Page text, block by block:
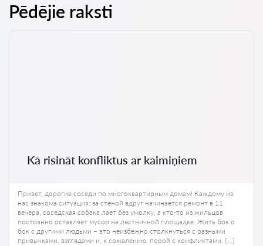
Pēdējie raksti
Kā risināt konfliktus ar kaimiņiem
Привет, дорогие соседи по многоквартирным домам! Каждому из
нас знакома ситуация: за стеной вдруг начинается ремонт в 11
вечера, соседская собака лает без умолку, а кто-то из жильцов
постоянно оставляет мусор на лестничной площадке. Жить бок о
бок с другими людьми – это неизбежно столкнуться с разными
привычками, взглядами и, к сожалению, порой с конфликтами. […]